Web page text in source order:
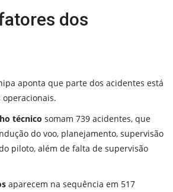
dos
aponta que parte dos acidentes está
técnico somam 739 acidentes, que
do voo, planejamento, supervisão
piloto, além de falta de supervisão
aparecem na sequência em 517